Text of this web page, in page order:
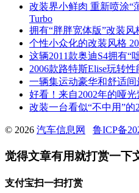
改装界小鲜肉 重新喷涂“
Turbo
拥有“胖胖宽体版”改装
个性小众化的改装风格
这辆2011款奥迪S4拥有“
2006款路特斯Elise玩转性
一辆集运动豪华和舒适间
好看！来自2002年的哑
改装一台看似“不中用”的
© 2026 汽车信息网 鲁ICP备
觉得文章有用就打赏一下
支付宝扫一扫打赏